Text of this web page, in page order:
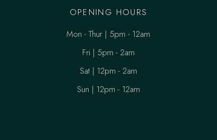
OPENING HOURS
Mon - Thur | 5pm - 12am
Fri | 5pm - 2am
Sat | 12pm - 2am
Sun | 12pm - 12am